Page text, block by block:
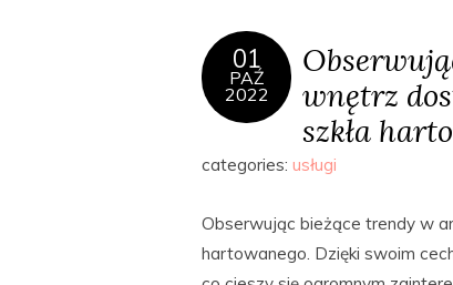
01
PAŹ
2022
wnętrz
szkła
categories: usługi
Obserwując bieżące trendy w
hartowanego. Dzięki swoim